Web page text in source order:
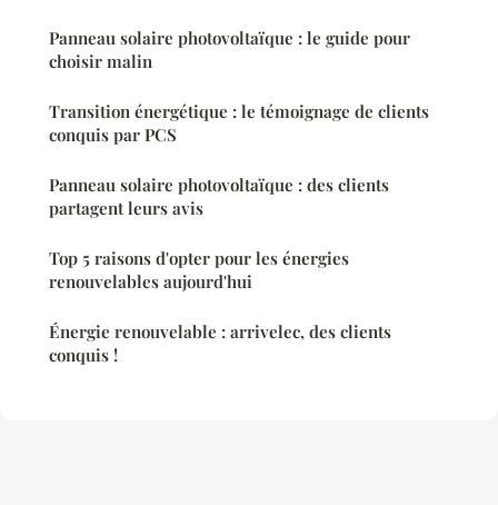
Panneau solaire photovoltaïque : le guide pour
choisir malin
Transition énergétique : le témoignage de clients
conquis par PCS
Panneau solaire photovoltaïque : des clients
partagent leurs avis
Top 5 raisons d'opter pour les énergies
renouvelables aujourd'hui
Énergie renouvelable : arrivelec, des clients
conquis !